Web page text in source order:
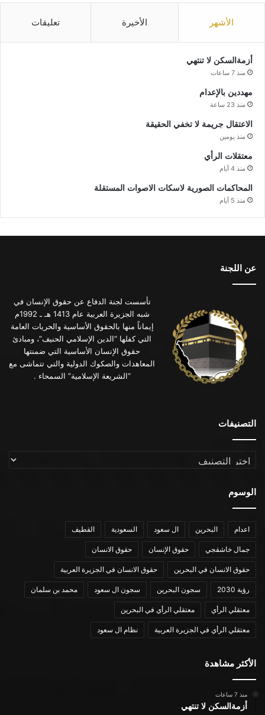
الأشهر الأخيرة تعليقات
أزمةالسكن لا تنتهي
منذ 7 ساعات
مهددين بالإعدام
منذ 23 ساعة
الاعتقال جريمة لا تخفي الحقيقة
منذ يومين
معتقلات الرأي
منذ 4 أيام
المحاكمات الصورية لاسكات الاصوات المستقلة
منذ 5 أيام
عن اللجنة
تأسست لجنة الدفاع عن حقوق الإنسان في
شبه الجزيرة العربية عام 1413 هـ ـ 1992م
إيماناً منها بالحقوق الأساسية والحريات العامة
التي كفلها “الدين الإسلامي الحنيف”، ومبادئ
حقوق الإنسان الأساسية التي ضمنتها
المعاهدات والصكوك الدولية والتي تتماشى مع
“الشريعة الإسلامية” السمحاء .
التصنيفات
التصنيفات
الوسوم
اعدام البحرين ال سعود السعودية القطيف
جمال خاشقجي حقوق الإنسان حقوق الانسان
حقوق الانسان في البحرين حقوق الانسان في الجزيرة العربية
رؤية 2030 سجون البحرين سجون ال سعود محمد بن سلمان
معتقلي الرأي معتقلي الرأي في البحرين
معتقلي الرأي في الجزيرة العربية نظام ال سعود
الأكثر مشاهدة
منذ 7 ساعات
أزمةالسكن لا تنتهي